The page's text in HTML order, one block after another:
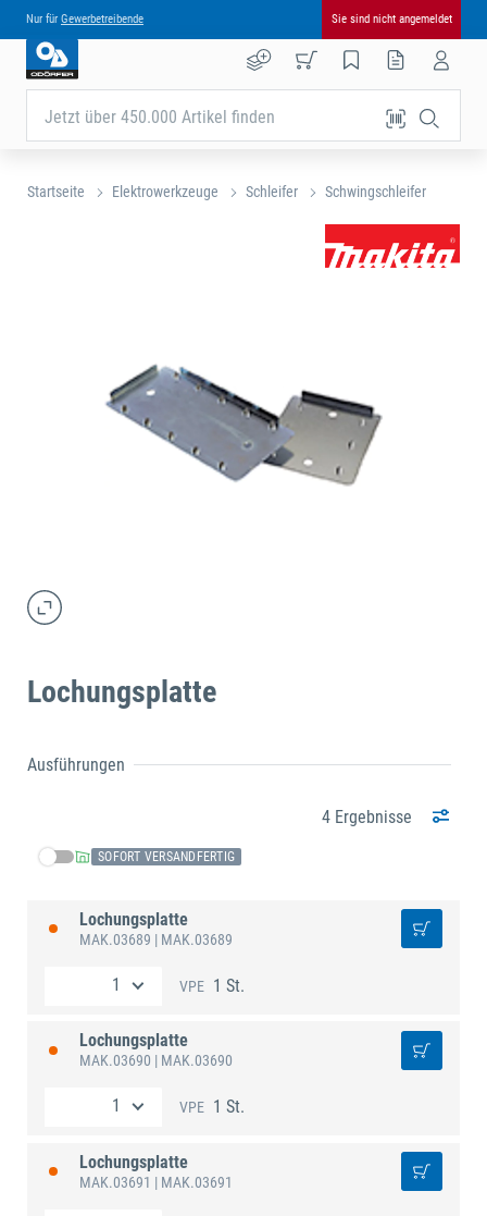
Nur für Gewerbetreibende Sie sind nicht angemeldet
Jetzt über 450.000 Artikel finden
Startseite Elektrowerkzeuge Schleifer Schwingschleifer
Lochungsplatte
Ausführungen
4 Ergebnisse
SOFORT VERSANDFERTIG
Lochungsplatte
MAK.03689 | MAK.03689
VPE 1 St.
Lochungsplatte
MAK.03690 | MAK.03690
VPE 1 St.
Lochungsplatte
MAK.03691 | MAK.03691